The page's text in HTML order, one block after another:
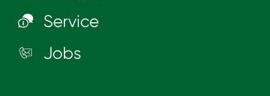
Service
Jobs